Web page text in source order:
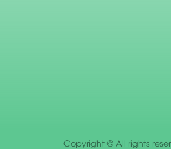
Copyright © All rights